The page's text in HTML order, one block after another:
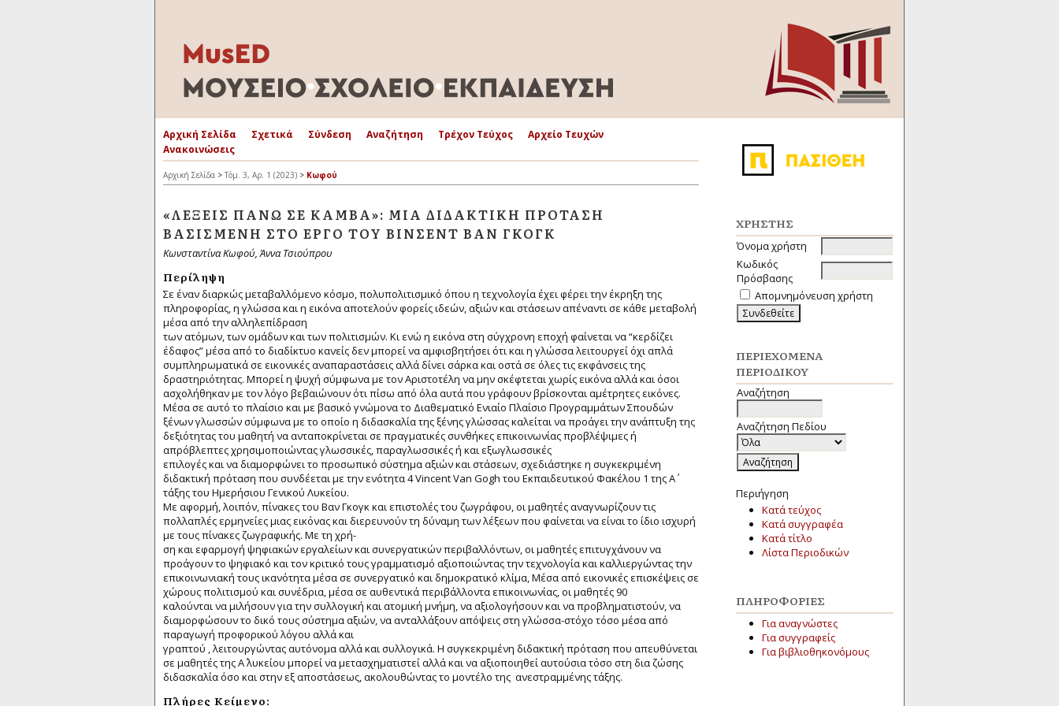
ΧΡΉΣΤΗΣ
Όνομα χρήστη
Κωδικός
Πρόσβασης
Απομνημόνευση χρήστη
ΠΕΡΙΕΧΌΜΕΝΑ
ΠΕΡΙΟΔΙΚΟΎ
Αναζήτηση
Αναζήτηση Πεδίου
Περιήγηση
Κατά τεύχος
Κατά συγγραφέα
Κατά τίτλο
Λίστα Περιοδικών
ΠΛΗΡΟΦΟΡΊΕΣ
Για αναγνώστες
Για συγγραφείς
Για βιβλιοθηκονόμους
Αρχική Σελίδα Σχετικά Σύνδεση Αναζήτηση Τρέχον Τεύχος
Αρχείο Τευχών
Ανακοινώσεις
Αρχική Σελίδα > Τόμ. 3, Αρ. 1 (2023) > Κωφού
«ΛΈΞΕΙΣ ΠΆΝΩ ΣΕ ΚΑΜΒΆ»: ΜΊΑ ΔΙΔΑΚΤΙΚΉ ΠΡΌΤΑΣΗ
ΒΑΣΙΣΜΈΝΗ ΣΤΟ ΈΡΓΟ ΤΟΥ ΒΊΝΣΕΝΤ ΒΑΝ ΓΚΟΓΚ
Κωνσταντίνα Κωφού, Άννα Τσιούπρου
Περίληψη
Σε έναν διαρκώς μεταβαλλόμενο κόσμο, πολυπολιτισμικό όπου η τεχνολογία έχει φέρει την έκρηξη της
πληροφορίας, η γλώσσα και η εικόνα αποτελούν φορείς ιδεών, αξιών και στάσεων απέναντι σε κάθε μεταβολή
μέσα από την αλληλεπίδραση
των ατόμων, των ομάδων και των πολιτισμών. Κι ενώ η εικόνα στη σύγχρονη εποχή φαίνεται να “κερδίζει
έδαφος” μέσα από το διαδίκτυο κανείς δεν μπορεί να αμφισβητήσει ότι και η γλώσσα λειτουργεί όχι απλά
συμπληρωματικά σε εικονικές αναπαραστάσεις αλλά δίνει σάρκα και οστά σε όλες τις εκφάνσεις της
δραστηριότητας. Μπορεί η ψυχή σύμφωνα με τον Αριστοτέλη να μην σκέφτεται χωρίς εικόνα αλλά και όσοι
ασχολήθηκαν με τον λόγο βεβαιώνουν ότι πίσω από όλα αυτά που γράφουν βρίσκονται αμέτρητες εικόνες.
Μέσα σε αυτό το πλαίσιο και με βασικό γνώμονα το Διαθεματικό Ενιαίο Πλαίσιο Προγραμμάτων Σπουδών
ξένων γλωσσών σύμφωνα με το οποίο η διδασκαλία της ξένης γλώσσας καλείται να προάγει την ανάπτυξη της
δεξιότητας του μαθητή να ανταποκρίνεται σε πραγματικές συνθήκες επικοινωνίας προβλέψιμες ή
απρόβλεπτες χρησιμοποιώντας γλωσσικές, παραγλωσσικές ή και εξωγλωσσικές
επιλογές και να διαμορφώνει το προσωπικό σύστημα αξιών και στάσεων, σχεδιάστηκε η συγκεκριμένη
διδακτική πρόταση που συνδέεται με την ενότητα 4 Vincent Van Gogh του Εκπαιδευτικού Φακέλου 1 της Α΄
τάξης του Ημερήσιου Γενικού Λυκείου.
Με αφορμή, λοιπόν, πίνακες του Βαν Γκογκ και επιστολές του ζωγράφου, οι μαθητές αναγνωρίζουν τις
πολλαπλές ερμηνείες μιας εικόνας και διερευνούν τη δύναμη των λέξεων που φαίνεται να είναι το ίδιο ισχυρή
με τους πίνακες ζωγραφικής. Με τη χρή-
ση και εφαρμογή ψηφιακών εργαλείων και συνεργατικών περιβαλλόντων, οι μαθητές επιτυγχάνουν να
προάγουν το ψηφιακό και τον κριτικό τους γραμματισμό αξιοποιώντας την τεχνολογία και καλλιεργώντας την
επικοινωνιακή τους ικανότητα μέσα σε συνεργατικό και δημοκρατικό κλίμα, Μέσα από εικονικές επισκέψεις σε
χώρους πολιτισμού και συνέδρια, μέσα σε αυθεντικά περιβάλλοντα επικοινωνίας, οι μαθητές 90
καλούνται να μιλήσουν για την συλλογική και ατομική μνήμη, να αξιολογήσουν και να προβληματιστούν, να
διαμορφώσουν το δικό τους σύστημα αξιών, να ανταλλάξουν απόψεις στη γλώσσα-στόχο τόσο μέσα από
παραγωγή προφορικού λόγου αλλά και
γραπτού , λειτουργώντας αυτόνομα αλλά και συλλογικά. Η συγκεκριμένη διδακτική πρόταση που απευθύνεται
σε μαθητές της Α΄ λυκείου μπορεί να μετασχηματιστεί αλλά και να αξιοποιηθεί αυτούσια τόσο στη δια ζώσης
διδασκαλία όσο και στην εξ αποστάσεως, ακολουθώντας το μοντέλο της ανεστραμμένης τάξης.
Πλήρες Κείμενο: